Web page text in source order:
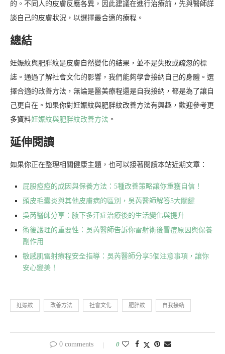
的。不同人的皮膚反應各異，因此建議在進行治療前，先與醫師詳
談自己的皮膚狀況，以選擇最合適的療程。
總結
妊娠紋與肥胖紋是皮膚自然變化的結果，並不是失敗或疏忽的標
誌。通過了解社會文化的影響，我們能夠學會接納自己的身體。選
擇合適的改善方法，無論是醫美療程還是自我接納，都是為了讓自
己更自在。如果你對妊娠紋與肥胖紋改善方法有興趣，歡迎參考更
多資料妊娠紋與肥胖紋改善方法 。
延伸閱讀
如果你正在整理相關健康主題，也可以接著閱讀本站近期文章：
屁股痘痘的成因與保養方法：5種改善策略讓你重獲自信！
頭皮毛囊炎與其他皮膚病的區別，吳芮醫師解答5大關鍵
吳芮醫師分享：腋下多汗症治療後的生活變化與提升
術後護理的重要性：吳芮醫師告訴你雷射術後冒痘原因與保養
副作用
敏感肌雷射療程安全指導：吳芮醫師分享5個注意事項，讓你
安心變美！
妊娠紋 改善方法 社會文化 肥胖紋 自我接納
0 comments 0